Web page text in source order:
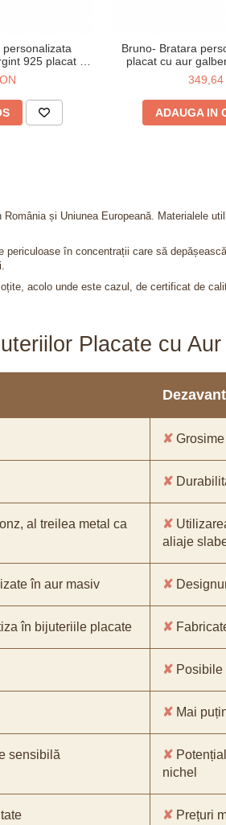
925 placat cu
Bruno- Bratara
placat cu aur
349,64
ADAUGA IN
și Uniunea Europeană. Materialele
în concentrații care să
acolo unde este cazul, de certificat de
Placate cu
✘
✘
al treilea metal ca
✘
aliaje
în aur masiv ✘
în bijuteriile placate ✘
✘ Posibile
✘ Mai
sensibilă ✘
nichel
✘ Prețuri